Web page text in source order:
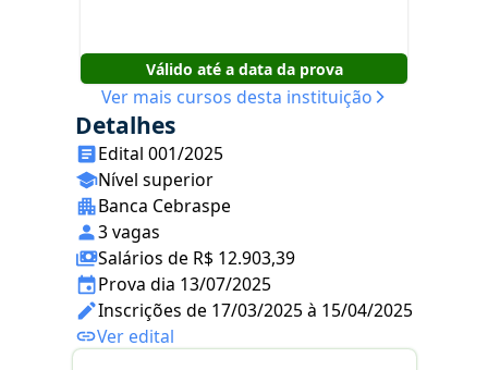
Válido até a data da prova
Ver mais cursos desta instituição
Detalhes
Edital 001/2025
Nível superior
Banca Cebraspe
3 vagas
Salários de R$ 12.903,39
Prova dia 13/07/2025
Inscrições de 17/03/2025 à 15/04/2025
Ver edital